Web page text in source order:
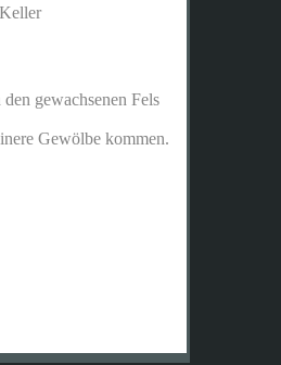
gewachsenen Fels
Gewölbe kommen.